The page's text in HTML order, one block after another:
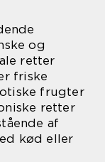
og
retter
friske
frugter
retter
af
kød eller